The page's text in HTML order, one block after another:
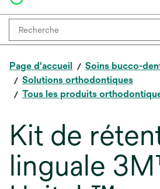
Page d'accueil
Soins bucco-
Solutions orthodontiques
Tous les produits
Kit de
linguale